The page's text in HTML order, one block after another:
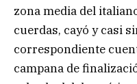
zona media del
cuerdas, cayó y casi
correspondiente
campana de